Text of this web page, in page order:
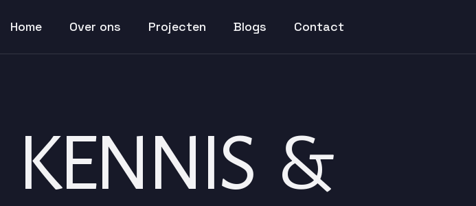
Home Over ons Projecten Blogs Contact
KENNIS &